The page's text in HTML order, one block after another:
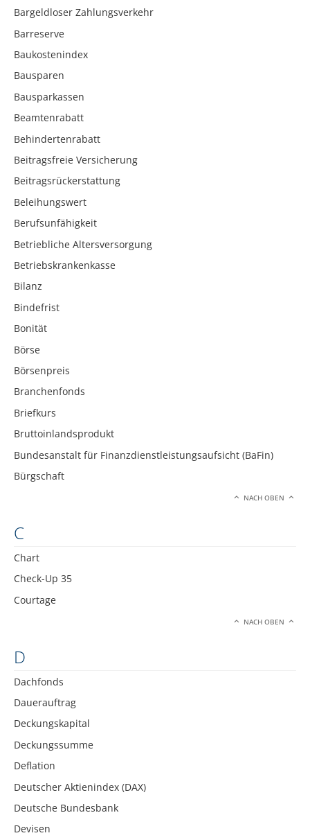
Bargeldloser Zahlungsverkehr
Barreserve
Baukostenindex
Bausparen
Bausparkassen
Beamtenrabatt
Behindertenrabatt
Beitragsfreie Versicherung
Beitragsrückerstattung
Beleihungswert
Berufsunfähigkeit
Betriebliche Altersversorgung
Betriebskrankenkasse
Bilanz
Bindefrist
Bonität
Börse
Börsenpreis
Branchenfonds
Briefkurs
Bruttoinlandsprodukt
Bundesanstalt für Finanzdienstleistungsaufsicht (BaFin)
Bürgschaft
NACH OBEN
C
Chart
Check-Up 35
Courtage
NACH OBEN
D
Dachfonds
Dauerauftrag
Deckungskapital
Deckungssumme
Deflation
Deutscher Aktienindex (DAX)
Deutsche Bundesbank
Devisen